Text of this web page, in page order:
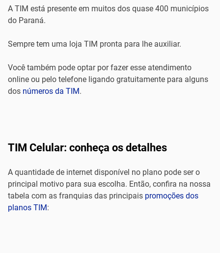
A TIM está presente em muitos dos quase 400 municípios
do Paraná.
Sempre tem uma loja TIM pronta para lhe auxiliar.
Você também pode optar por fazer esse atendimento
online ou pelo telefone ligando gratuitamente para alguns
dos números da TIM.
TIM Celular: conheça os detalhes
A quantidade de internet disponível no plano pode ser o
principal motivo para sua escolha. Então, confira na nossa
tabela com as franquias das principais promoções dos
planos TIM: